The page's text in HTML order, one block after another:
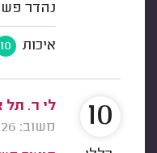
נהדר
איכות 10
לי ר. תל
משוב: 23/07/2026
10